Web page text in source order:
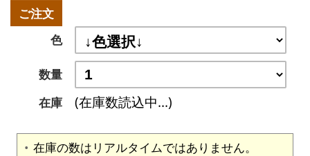
ご注文
色
数量
在庫
(在庫数読込中...)
在庫の数はリアルタイムではありません。